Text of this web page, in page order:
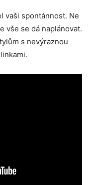
vaši spontánnost. Ne
vše se dá naplánovat.
s nevýraznou